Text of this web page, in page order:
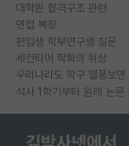
대학원 합격구조 관련
면접 복장
편입생 학부연구생 질문
세컨티어 학회의 위상
석사 1학기부터 원래 논문